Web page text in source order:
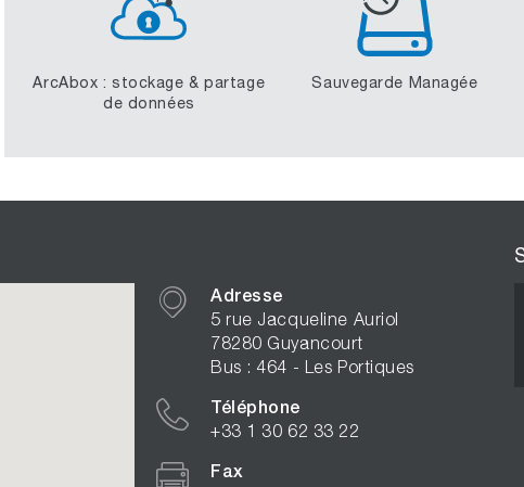
ArcAbox : stockage & partage
de données
Sauvegarde Managée
Adresse
5 rue Jacqueline Auriol
78280 Guyancourt
Bus : 464 - Les Portiques
Téléphone
+33 1 30 62 33 22
Fax